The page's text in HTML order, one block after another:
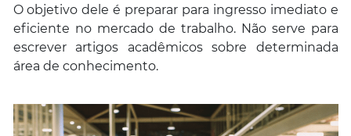
O objetivo dele é preparar para ingresso imediato e
eficiente no mercado de trabalho. Não serve para
escrever artigos acadêmicos sobre determinada
área de conhecimento.